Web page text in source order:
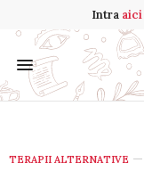
Intra aici
TERAPII ALTERNATIVE